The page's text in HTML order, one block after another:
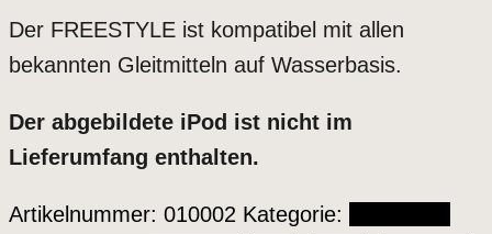
Der FREESTYLE ist kompatibel mit allen
bekannten Gleitmitteln auf Wasserbasis.
Der abgebildete iPod ist nicht im
Lieferumfang enthalten.
Artikelnummer: 010002 Kategorie: